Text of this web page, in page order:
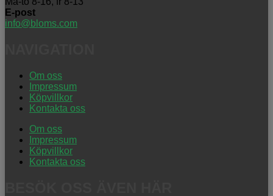
E-post
info@bloms.com
Om oss
Impressum
Köpvillkor
Kontakta oss
Om oss
Impressum
Köpvillkor
Kontakta oss